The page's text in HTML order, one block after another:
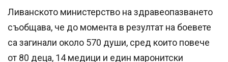
Ливанското министерство на здравеопазването
съобщава, че до момента в резултат на боевете
са загинали около 570 души, сред които повече
от 80 деца, 14 медици и един маронитски